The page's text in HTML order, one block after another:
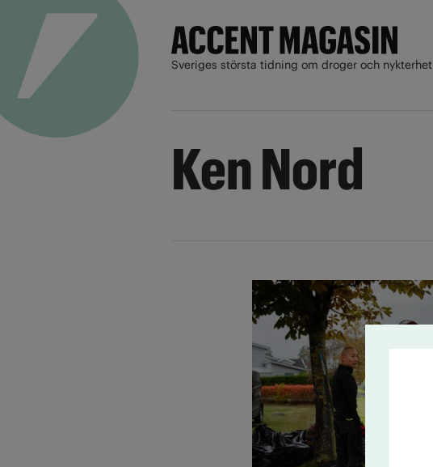
Sveriges största tidning om droger och nykterhet
Ken Nord